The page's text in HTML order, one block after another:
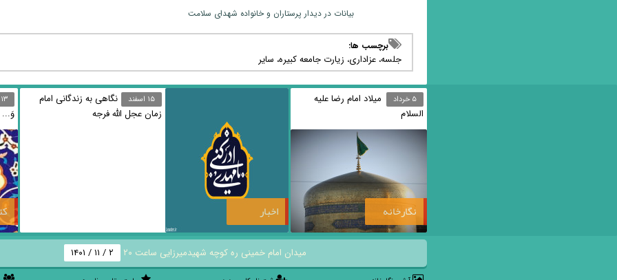
بیانات در دیدار پرستاران و خانواده شهدای سلامت
برچسب ها:
جلسه عزاداری زیارت جامعه کبیره سایر
۵ خرداد
میلاد امام رضا علیه
السلام
نگارخانه اخبار
۱۵ اسفند
نگاهی به زندگانی امام
زمان عجل الله فرجه
۱۳ ارديبهشت
وَ...
میدان امام خمینی ره کوچه شهیدمیرزایی ساعت ۲۰ ۲ / ۱۱ / ۱۴۰۱